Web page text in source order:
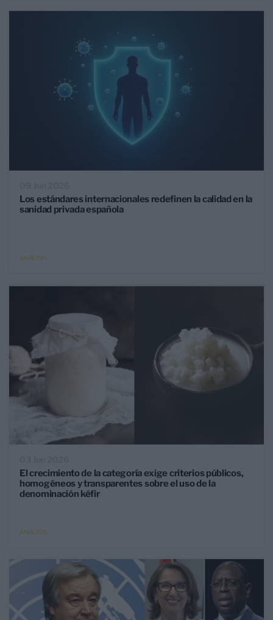
Los estándares internacionales redefinen la calidad en la
sanidad privada española
ANÁLISIS
El crecimiento de la categoría exige criterios públicos,
homogéneos y transparentes sobre el uso de la
denominación kéfir
ANÁLISIS